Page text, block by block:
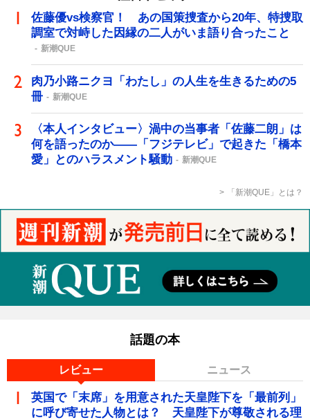
佐藤優vs検察官！ あの国策捜査から20年、特捜取
調室で対峙した因縁の二人がいま語り合ったこと
新潮QUE
肉乃小路ニクヨ「わたし」の人生を生きるための5
冊
新潮QUE
〈本人インタビュー〉渦中の当事者「佐藤二朗」は
何を語ったのか――「フジテレビ」で起きた「橋本
愛」とのハラスメント騒動
新潮QUE
「新潮QUE」とは？
話題の本
レビュー ニュース
英国で「末席」を用意された天皇陛下を「最前列」
に呼び寄せた人物とは？ 天皇陛下が尊敬される理